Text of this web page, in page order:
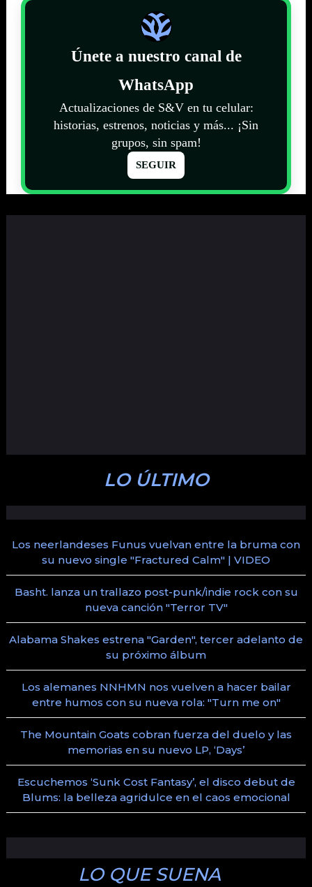
Únete a nuestro canal de
WhatsApp
Actualizaciones de S&V en tu celular:
historias, estrenos, noticias y más... ¡Sin
grupos, sin spam!
SEGUIR
LO ÚLTIMO
Los neerlandeses Funus vuelvan entre la bruma con
su nuevo single "Fractured Calm" | VIDEO
Basht. lanza un trallazo post-punk/indie rock con su
nueva canción "Terror TV"
Alabama Shakes estrena "Garden", tercer adelanto de
su próximo álbum
Los alemanes NNHMN nos vuelven a hacer bailar
entre humos con su nueva rola: "Turn me on"
The Mountain Goats cobran fuerza del duelo y las
memorias en su nuevo LP, ‘Days’
Escuchemos ‘Sunk Cost Fantasy’, el disco debut de
Blums: la belleza agridulce en el caos emocional
LO QUE SUENA